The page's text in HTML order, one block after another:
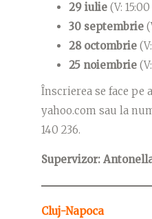
29 iulie (V:
30 septembrie
28 octombrie
25 noiembrie
Înscrierea se face pe
yahoo.com sau la
140 236.
Supervizor:
Cluj-Napoca